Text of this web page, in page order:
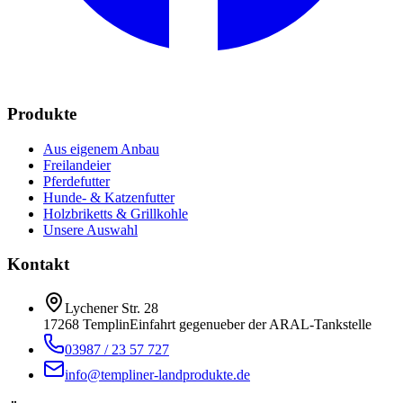
Produkte
Aus eigenem Anbau
Freilandeier
Pferdefutter
Hunde- & Katzenfutter
Holzbriketts & Grillkohle
Unsere Auswahl
Kontakt
Lychener Str. 28
17268 TemplinEinfahrt gegenueber der ARAL-Tankstelle
03987 / 23 57 727
info@templiner-landprodukte.de